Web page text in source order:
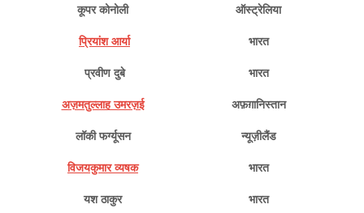
कूपर कोनोली ऑस्ट्रेलिया
प्रियांश आर्या भारत
प्रवीण दुबे भारत
अज़मतुल्लाह उमरज़ई अफ़ग़ानिस्तान
लॉकी फर्ग्यूसन न्यूज़ीलैंड
विजयकुमार व्यषक भारत
यश ठाकुर भारत